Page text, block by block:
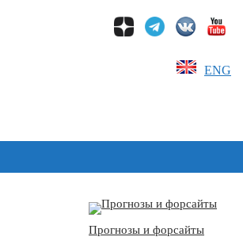
ENG
Прогнозы и форсайты